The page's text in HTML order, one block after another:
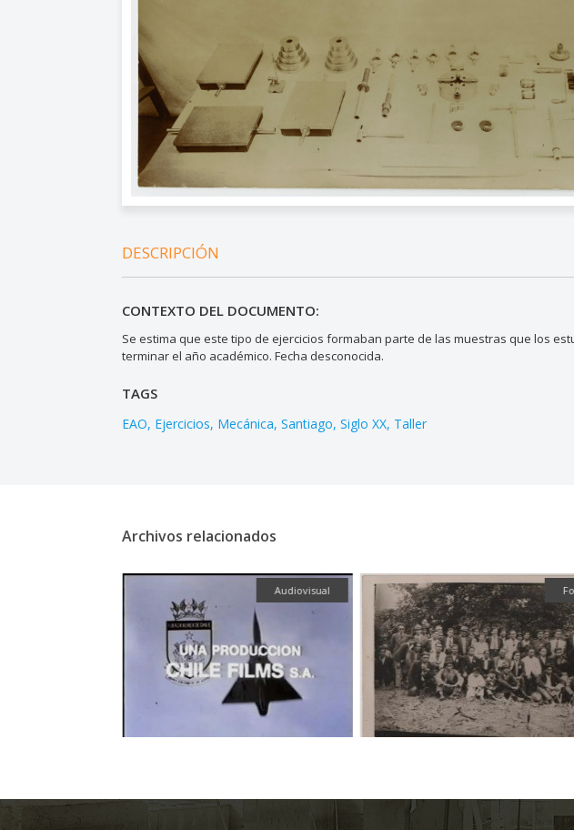
DESCRIPCIÓN
CONTEXTO DEL DOCUMENTO:
Se estima que este tipo de ejercicios formaban parte de las muestras que los
terminar el año académico. Fecha desconocida.
TAGS
EAO Ejercicios Mecánica Santiago Siglo XX Taller
Archivos relacionados
Audiovisual